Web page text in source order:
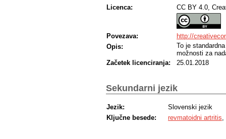
Licenca: CC BY 4.0,
Povezava:
http://
Opis:
To je
možnosti za
Začetek licenciranja:
25.01.2018
Sekundarni jezik
Jezik:
Slovenski jezik
Ključne besede:
revmatoidni artritis